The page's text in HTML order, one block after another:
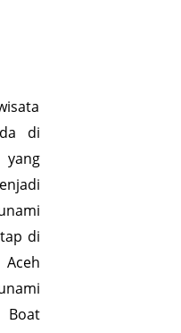
di
di
Boat